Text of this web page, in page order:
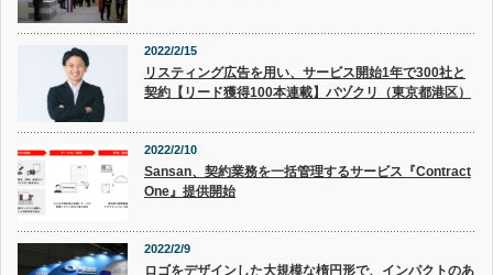
2022/2/15
リスティング広告を用い、サービス開始1年で300社と
契約【リード獲得100本連載】バヅクリ（東京都港区）
2022/2/10
Sansan、契約業務を一括管理するサービス『Contract
One』提供開始
2022/2/9
ロゴをデザインした大規模な楕円形で、インパクトのあ